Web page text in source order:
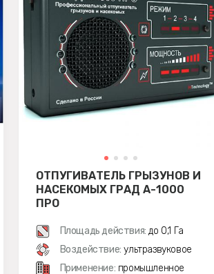
ОТПУГИВАТЕЛЬ ГРЫЗУНОВ И
НАСЕКОМЫХ ГРАД А-1000
ПРО
Площадь действия: до 0,1 Га
Воздействие: ультразвуковое
Применение: промышленное